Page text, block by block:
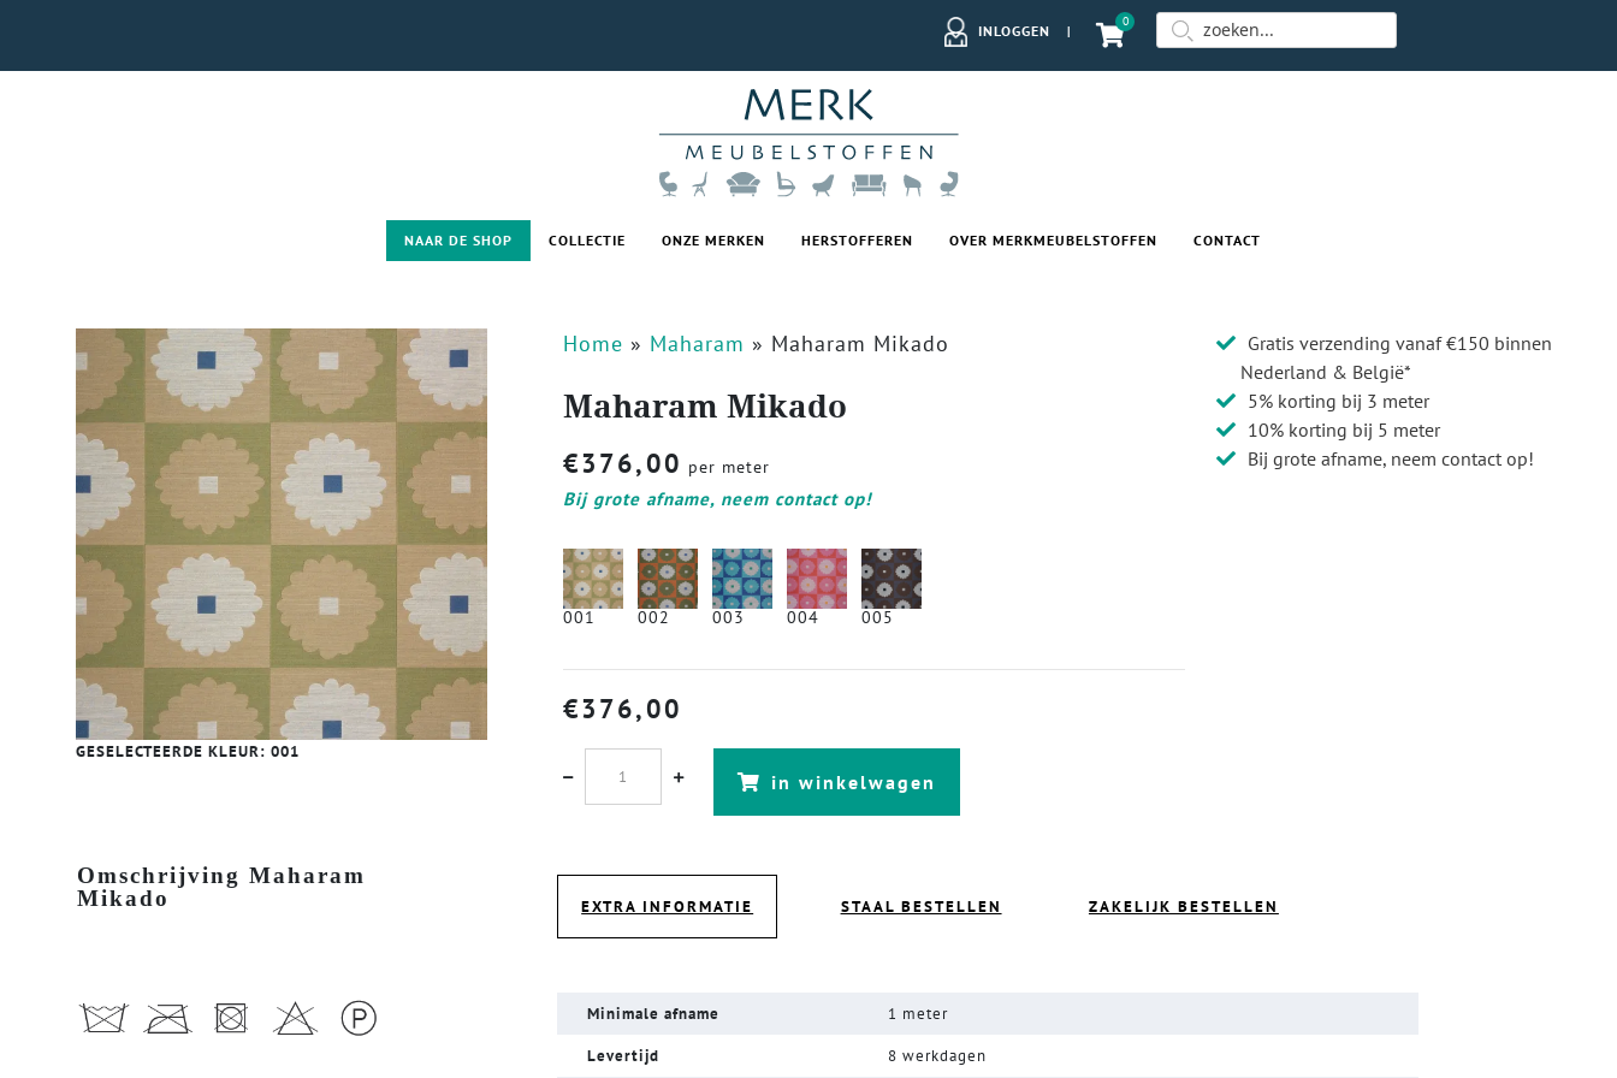
INLOGGEN |
0
NAAR DE SHOP COLLECTIE ONZE MERKEN HERSTOFFEREN OVER MERKMEUBELSTOFFEN CONTACT
GESELECTEERDE KLEUR: 001
Home » Maharam » Maharam Mikado
Maharam Mikado
€376,00 per meter
Bij grote afname, neem contact op!
001 002 003 004 005
€376,00
in winkelwagen
Gratis verzending vanaf €150 binnen
Nederland & België*
5% korting bij 3 meter
10% korting bij 5 meter
Bij grote afname, neem contact op!
Omschrijving Maharam
Mikado
EXTRA INFORMATIE STAAL BESTELLEN ZAKELIJK BESTELLEN
Minimale afname 1 meter
Levertijd 8 werkdagen